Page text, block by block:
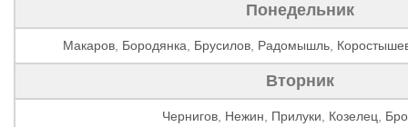
Понедельник
Макаров, Бородянка Брусилов, Радомышль,
Вторник
Чернигов Нежин Прилуки Козелец